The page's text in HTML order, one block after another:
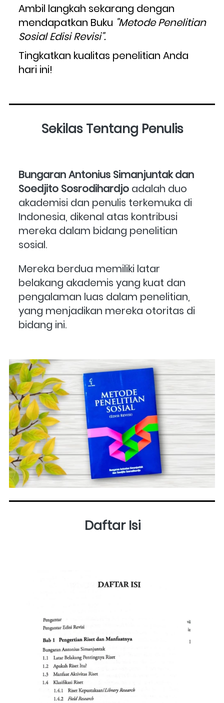
Ambil langkah sekarang dengan
mendapatkan Buku "Metode Penelitian
Sosial Edisi Revisi".
Tingkatkan kualitas penelitian Anda
hari ini!
Sekilas Tentang Penulis
Bungaran Antonius Simanjuntak dan
Soedjito Sosrodihardjo adalah duo
akademisi dan penulis terkemuka di
Indonesia, dikenal atas kontribusi
mereka dalam bidang penelitian
sosial.
Mereka berdua memiliki latar
belakang akademis yang kuat dan
pengalaman luas dalam penelitian,
yang menjadikan mereka otoritas di
bidang ini.
Daftar Isi